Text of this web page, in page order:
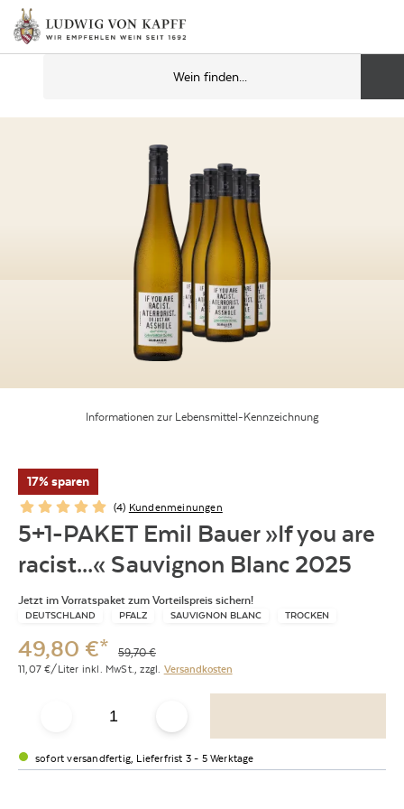
Informationen zur Lebensmittel-Kennzeichnung
17% sparen
(4) Kundenmeinungen
5+1-PAKET Emil Bauer »If you are
racist...« Sauvignon Blanc 2025
Jetzt im Vorratspaket zum Vorteilspreis sichern!
DEUTSCHLAND PFALZ SAUVIGNON BLANC TROCKEN
49,80 €* 59,70€
11,07 €/Liter inkl. MwSt., zzgl. Versandkosten
sofort versandfertig, Lieferfrist 3 - 5 Werktage